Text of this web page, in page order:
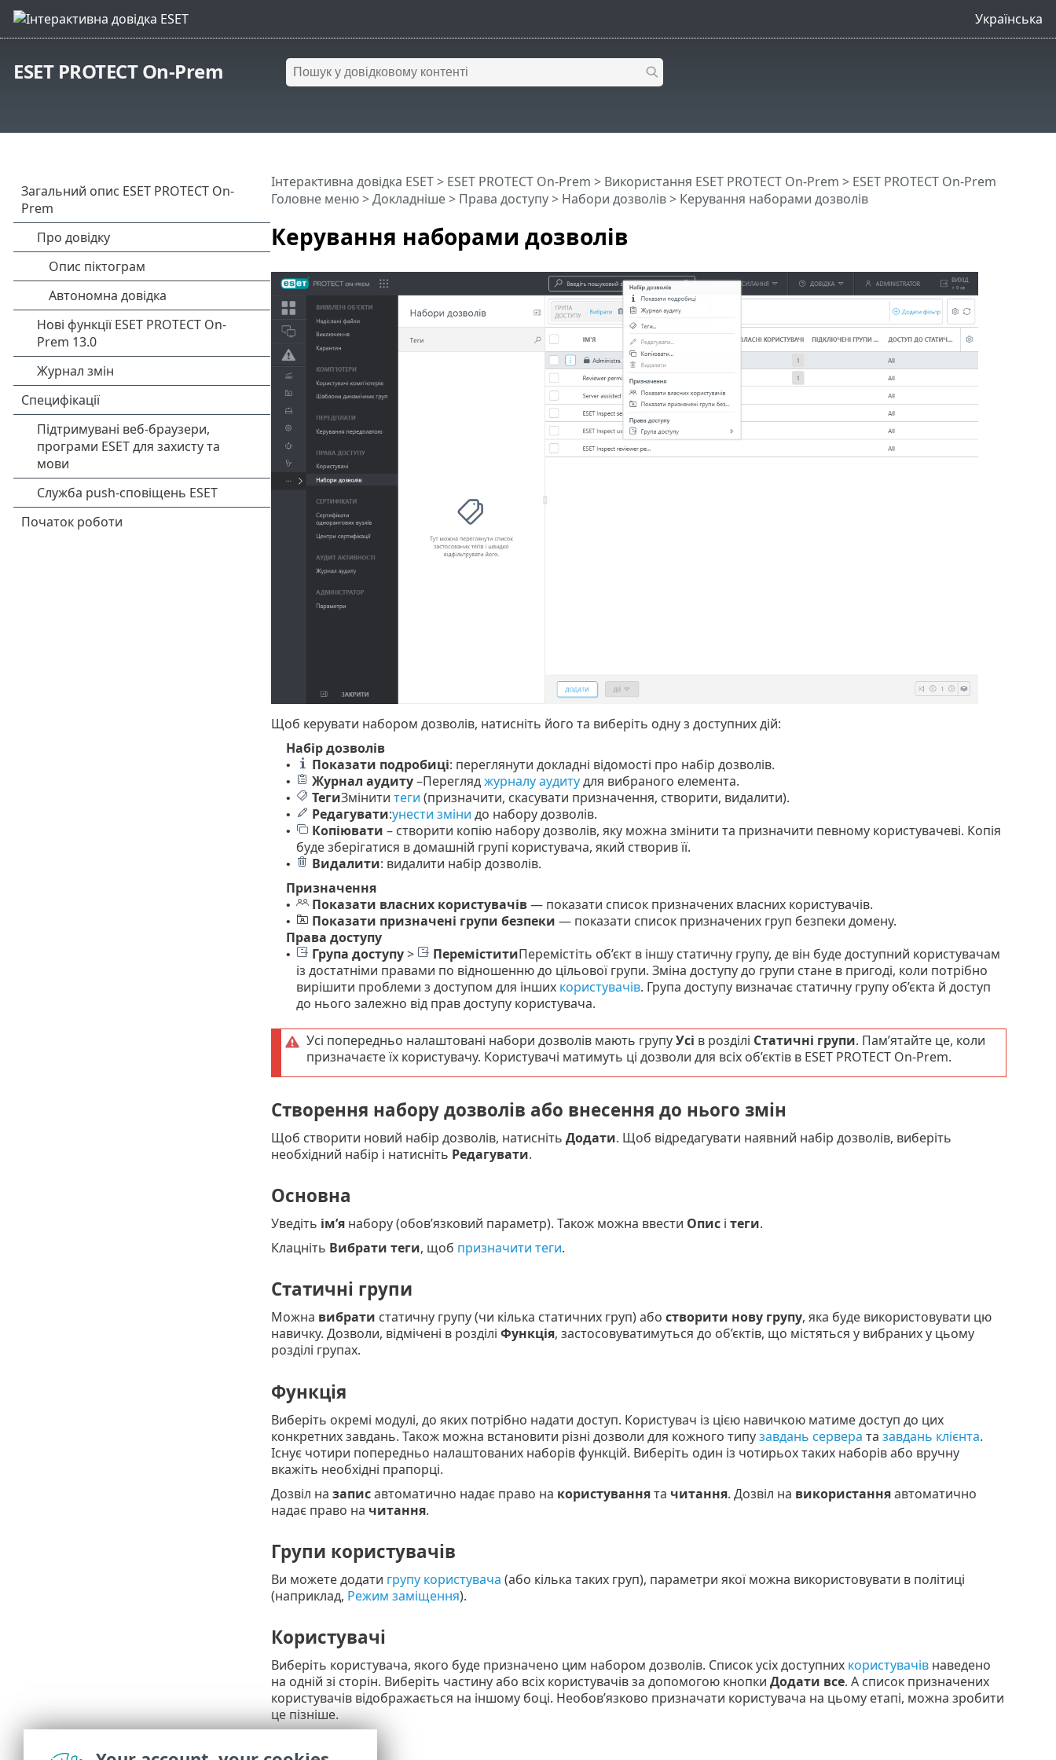
Українська
ESET PROTECT On-Prem
Керування наборами дозволів
Інтерактивна довідка ESET> ESET PROTECT On-Prem > Використання ESET PROTECT On-Prem > ESET PROTECT On-Prem
Головне меню> Докладніше > Права доступу> Набори дозволів> Керування наборами дозволів
Щоб керувати набором дозволів, натисніть його та виберіть одну з доступних дій:
Набір дозволів
• Показати подробиці: переглянути докладні відомості про набір дозволів.
• Журнал аудиту–Перегляджурналу аудитудля вибраного елемента.
• ТегиЗмінити теги (призначити, скасувати призначення, створити, видалити).
• Редагувати:унести зміни до набору дозволів.
• Копіювати – створити копію набору дозволів, яку можна змінити та призначити певному користувачеві. Копія
буде зберігатися в домашній групі користувача, який створив її.
• Видалити: видалити набір дозволів.
Призначення
• Показати власних користувачів— показати список призначених власних користувачів.
• Показати призначені групи безпеки — показати список призначених груп безпеки домену.
Права доступу
• Група доступу> ПереміститиПеремістіть об’єкт в іншу статичну групу, де він буде доступний користувачам
із достатніми правами по відношенню до цільової групи. Зміна доступу до групи стане в пригоді, коли потрібно
вирішити проблеми з доступом для інших користувачів. Група доступу визначає статичну групу об’єкта й доступ
до нього залежно від прав доступу користувача.
Усі попередньо налаштовані набори дозволів мають групуУсі в розділі Статичні групи. Пам’ятайте це, коли
призначаєте їх користувачу. Користувачі матимуть ці дозволи для всіх об’єктів в ESET PROTECT On-Prem.
Створення набору дозволів або внесення до нього змін
Щоб створити новий набір дозволів, натисніть Додати. Щоб відредагувати наявний набір дозволів, виберіть
необхідний набір і натисніть Редагувати.
Основна
Уведіть ім’янабору (обов’язковий параметр). Також можна ввести Описі теги.
Клацніть Вибрати теги, щоб призначити теги.
Статичні групи
Можна вибрати статичну групу (чи кілька статичних груп) або створити нову групу, яка буде використовувати цю
навичку. Дозволи, відмічені в розділі Функція, застосовуватимуться до об’єктів, що містяться у вибраних у цьому
розділі групах.
Функція
Виберіть окремі модулі, до яких потрібно надати доступ. Користувач із цією навичкою матиме доступ до цих
конкретних завдань. Також можна встановити різні дозволи для кожного типузавдань сервера та завдань клієнта.
Існує чотири попередньо налаштованих наборів функцій. Виберіть один із чотирьох таких наборів або вручну
вкажіть необхідні прапорці.
Дозвіл на записавтоматично надає право на користуваннята читання. Дозвіл на використанняавтоматично
надає право на читання.
Групи користувачів
Ви можете додати групу користувача (або кілька таких груп), параметри якої можна використовувати в політиці
(наприклад, Режим заміщення).
Користувачі
Виберіть користувача, якого буде призначено цим набором дозволів. Список усіх доступних користувачівнаведено
на одній зі сторін. Виберіть частину або всіх користувачів за допомогою кнопки Додати все. А список призначених
користувачів відображається на іншому боці. Необов’язково призначати користувача на цьому етапі, можна зробити
це пізніше.